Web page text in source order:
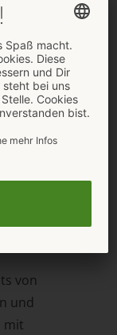
in
vorne.
von
und
mit